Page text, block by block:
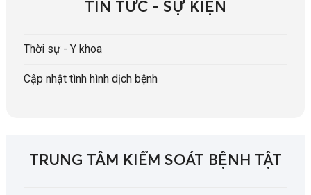
TIN TỨC - SỰ KIỆN
Thời sự - Y khoa
Cập nhật tình hình dịch bệnh
TRUNG TÂM KIỂM SOÁT BỆNH TẬT